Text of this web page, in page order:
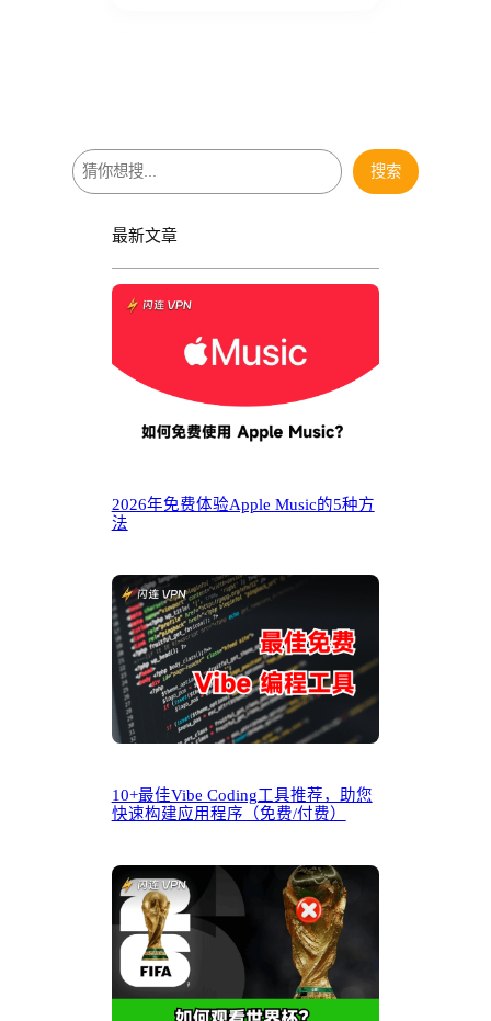
搜
索
搜索
最新文章
2026年免费体验Apple Music的5种方
法
10+最佳Vibe Coding工具推荐，助您
快速构建应用程序（免费/付费）